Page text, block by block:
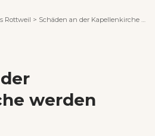
Rottweil > Schäden an der Kapellenkirche werden erfasst
werden